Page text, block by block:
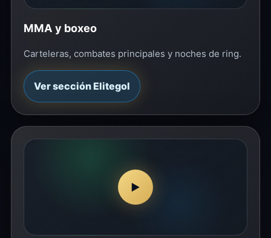
MMA y boxeo
Carteleras, combates principales y noches de ring.
Ver sección Elitegol
▶